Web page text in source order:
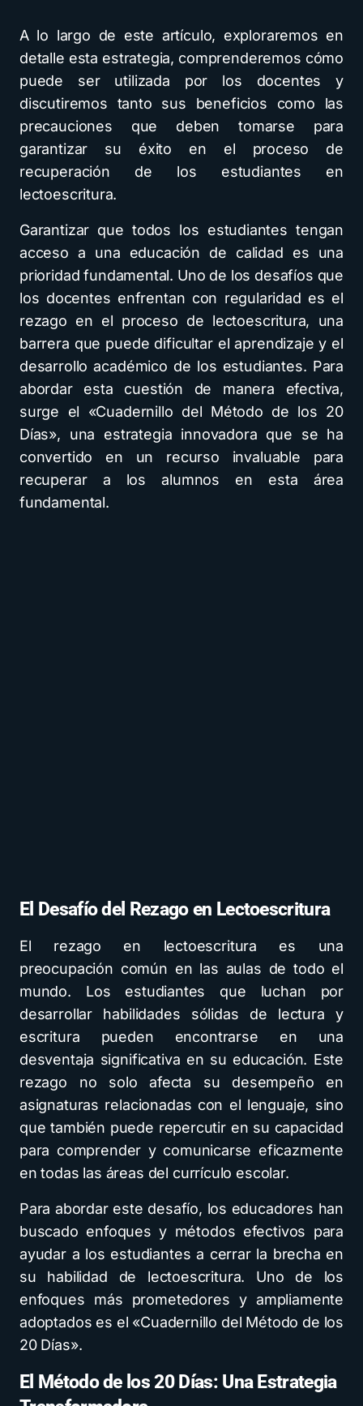
A lo largo de este artículo, exploraremos en
detalle esta estrategia, comprenderemos cómo
puede ser utilizada por los docentes y
discutiremos tanto sus beneficios como las
precauciones que deben tomarse para
garantizar su éxito en el proceso de
recuperación de los estudiantes en
lectoescritura.
Garantizar que todos los estudiantes tengan
acceso a una educación de calidad es una
prioridad fundamental. Uno de los desafíos que
los docentes enfrentan con regularidad es el
rezago en el proceso de lectoescritura, una
barrera que puede dificultar el aprendizaje y el
desarrollo académico de los estudiantes. Para
abordar esta cuestión de manera efectiva,
surge el «Cuadernillo del Método de los 20
Días», una estrategia innovadora que se ha
convertido en un recurso invaluable para
recuperar a los alumnos en esta área
fundamental.
El Desafío del Rezago en Lectoescritura
El rezago en lectoescritura es una
preocupación común en las aulas de todo el
mundo. Los estudiantes que luchan por
desarrollar habilidades sólidas de lectura y
escritura pueden encontrarse en una
desventaja significativa en su educación. Este
rezago no solo afecta su desempeño en
asignaturas relacionadas con el lenguaje, sino
que también puede repercutir en su capacidad
para comprender y comunicarse eficazmente
en todas las áreas del currículo escolar.
Para abordar este desafío, los educadores han
buscado enfoques y métodos efectivos para
ayudar a los estudiantes a cerrar la brecha en
su habilidad de lectoescritura. Uno de los
enfoques más prometedores y ampliamente
adoptados es el «Cuadernillo del Método de los
20 Días».
El Método de los 20 Días: Una Estrategia